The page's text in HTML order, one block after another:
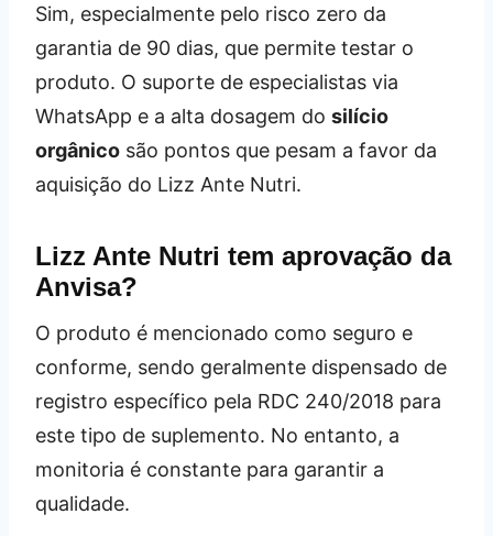
Sim, especialmente pelo risco zero da
garantia de 90 dias, que permite testar o
produto. O suporte de especialistas via
WhatsApp e a alta dosagem do silício
orgânico são pontos que pesam a favor da
aquisição do Lizz Ante Nutri.
Lizz Ante Nutri tem aprovação da
Anvisa?
O produto é mencionado como seguro e
conforme, sendo geralmente dispensado de
registro específico pela RDC 240/2018 para
este tipo de suplemento. No entanto, a
monitoria é constante para garantir a
qualidade.